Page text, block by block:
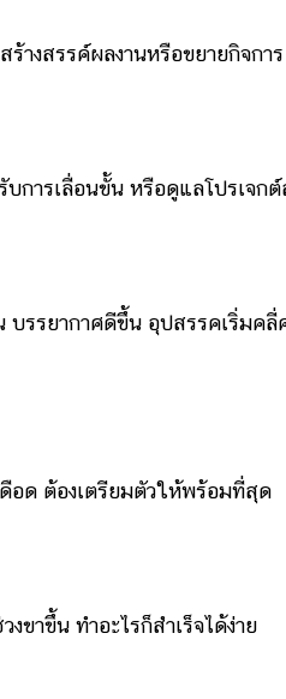
สรรค์ผลงานหรือขยายกิจการ
ารเลื่อนขั้น หรือดูแลโปรเจก
รยากาศดีขึ้น อุปสรรคเริ่มคลี่
ต้องเตรียมตัวให้พร้อมที่สุด
ขึ้น ทำอะไรก็สำเร็จได้ง่าย